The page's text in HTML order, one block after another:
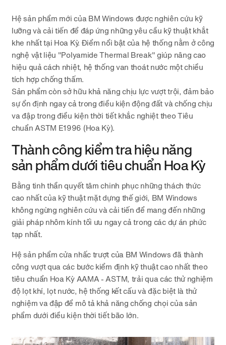
Hệ sản phẩm mới của BM Windows được nghiên cứu kỹ
lưỡng và cải tiến để đáp ứng những yêu cầu kỹ thuật khắt
khe nhất tại Hoa Kỳ. Điểm nổi bật của hệ thống nằm ở công
nghệ vật liệu "Polyamide Thermal Break" giúp nâng cao
hiệu quả cách nhiệt, hệ thống van thoát nước một chiều
tích hợp chống thấm.
Sản phẩm còn sở hữu khả năng chịu lực vượt trội, đảm bảo
sự ổn định ngay cả trong điều kiện động đất và chống chịu
va đập trong điều kiện thời tiết khắc nghiệt theo Tiêu
chuẩn ASTM E1996 (Hoa Kỳ).
Thành công kiểm tra hiệu năng
sản phẩm dưới tiêu chuẩn Hoa Kỳ
Bằng tinh thần quyết tâm chinh phục những thách thức
cao nhất của kỹ thuật mặt dựng thế giới, BM Windows
không ngừng nghiên cứu và cải tiến để mang đến những
giải pháp nhôm kính tối ưu ngay cả trong các dự án phức
tạp nhất.
Hệ sản phẩm cửa nhấc trượt của BM Windows đã thành
công vượt qua các bước kiểm định kỹ thuật cao nhất theo
tiêu chuẩn Hoa Kỳ AAMA - ASTM, trải qua các thử nghiệm
độ lọt khí, lọt nước, hệ thống kết cấu và đặc biệt là thử
nghiệm va đập để mô tả khả năng chống chọi của sản
phẩm dưới điều kiện thời tiết bão lớn.